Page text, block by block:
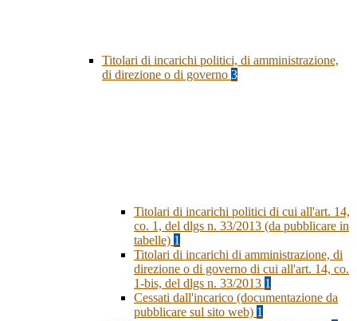
Titolari di incarichi politici, di amministrazione,
di direzione o di governo 3
Titolari di incarichi politici di cui all'art. 14,
co. 1, del dlgs n. 33/2013 (da pubblicare in
tabelle) 1
Titolari di incarichi di amministrazione, di
direzione o di governo di cui all'art. 14, co.
1-bis, del dlgs n. 33/2013 1
Cessati dall'incarico (documentazione da
pubblicare sul sito web) 1